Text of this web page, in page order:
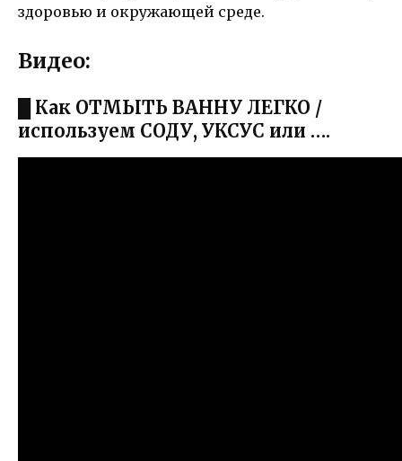
здоровью и окружающей среде.
Видео:
█ Как ОТМЫТЬ ВАННУ ЛЕГКО /
используем СОДУ, УКСУС или ….